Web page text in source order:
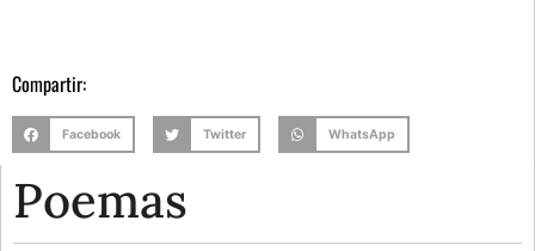
Compartir:
Facebook Twitter WhatsApp
Poemas